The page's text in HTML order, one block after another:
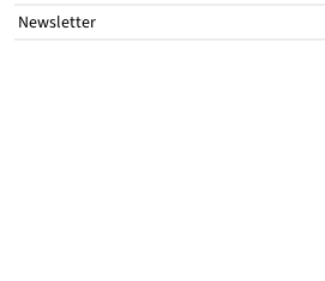
Newsletter